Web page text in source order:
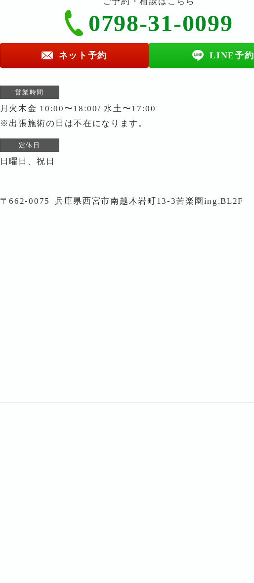
0798-31-0099
ネット予約 LINE予約
営業時間
月火木金 10:00〜18:00/ 水土〜17:00
※出張施術の日は不在になります。
定休日
日曜日、祝日
〒662-0075 兵庫県西宮市南越木岩町13-3苦楽園ing.BL2F